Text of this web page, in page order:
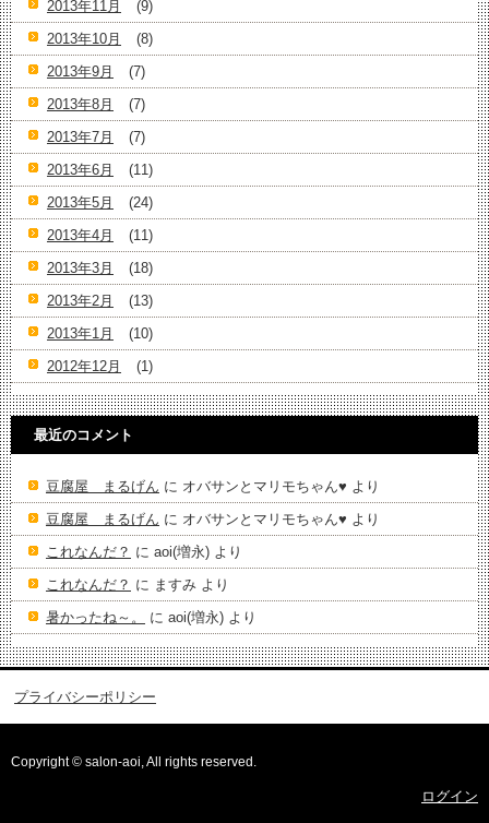
2013年11月
(9)
2013年10月
(8)
2013年9月
(7)
2013年8月
(7)
2013年7月
(7)
2013年6月
(11)
2013年5月
(24)
2013年4月
(11)
2013年3月
(18)
2013年2月
(13)
2013年1月
(10)
2012年12月
(1)
最近のコメント
豆腐屋 まるげん に オバサンとマリモちゃん♥️ より
豆腐屋 まるげん に オバサンとマリモちゃん♥️ より
これなんだ？ に aoi(増永) より
これなんだ？ に ますみ より
暑かったね～。
に aoi(増永) より
プライバシーポリシー
Copyright © salon-aoi, All rights reserved.
ログイン